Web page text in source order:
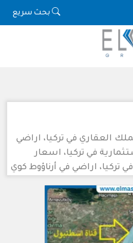
بحث سريع
– 200 م² – 300 م² ،التملك العقاري في تركيا، اراضي
في تركيا، اسعار
تركيا، اراضي في أرناؤوط كوي